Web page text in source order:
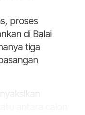
proses
di Balai
tiga